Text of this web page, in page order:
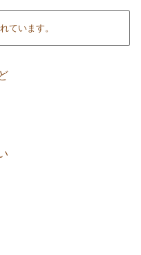
ています。